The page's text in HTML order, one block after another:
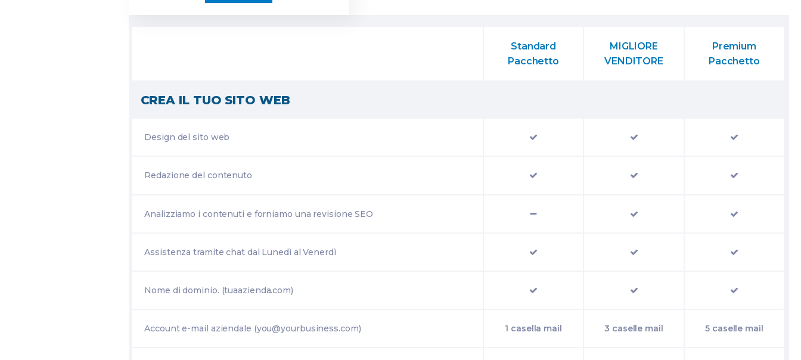
Standard
Pacchetto
MIGLIORE
VENDITORE
Premium
Pacchetto
CREA IL TUO SITO WEB
Design del sito web
Redazione del contenuto
Analizziamo i contenuti e forniamo una revisione SEO
Assistenza tramite chat dal Lunedì al Venerdì
Nome di dominio. (tuaazienda.com)
Account e-mail aziendale (you@yourbusiness.com) 1 casella mail 3 caselle mail 5 caselle mail